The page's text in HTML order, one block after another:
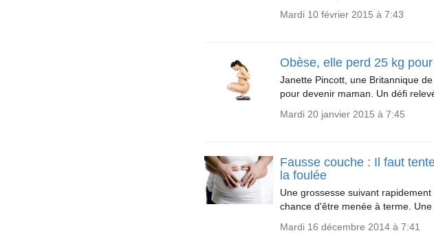
Mardi 10 février 2015 à 7:43
Obèse, elle perd 25 kg
Janette Pincott, une Britannique
pour devenir maman. Un défi
Mardi 20 janvier 2015 à 7:45
Fausse couche : Il faut
la foulée
Une grossesse suivant
chance d'être menée à terme. Une
Mardi 16 décembre 2014 à 7:41